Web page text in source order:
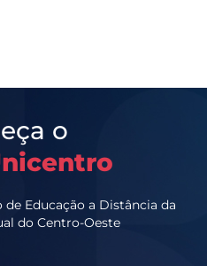
o
Educação a Distância da
do Centro-Oeste